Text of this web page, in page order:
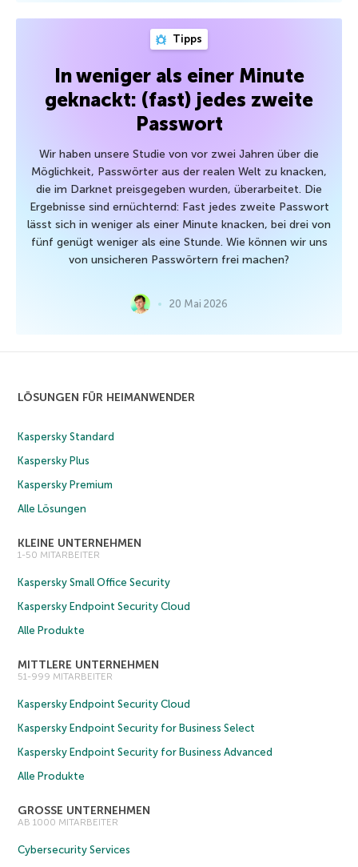
Tipps
In weniger als einer Minute
geknackt: (fast) jedes zweite
Passwort
Wir haben unsere Studie von vor zwei Jahren über die
Möglichkeit, Passwörter aus der realen Welt zu knacken,
die im Darknet preisgegeben wurden, überarbeitet. Die
Ergebnisse sind ernüchternd: Fast jedes zweite Passwort
lässt sich in weniger als einer Minute knacken, bei drei von
fünf genügt weniger als eine Stunde. Wie können wir uns
von unsicheren Passwörtern frei machen?
20 Mai 2026
LÖSUNGEN FÜR HEIMANWENDER
Kaspersky Standard
Kaspersky Plus
Kaspersky Premium
Alle Lösungen
KLEINE UNTERNEHMEN
1-50 MITARBEITER
Kaspersky Small Office Security
Kaspersky Endpoint Security Cloud
Alle Produkte
MITTLERE UNTERNEHMEN
51-999 MITARBEITER
Kaspersky Endpoint Security Cloud
Kaspersky Endpoint Security for Business Select
Kaspersky Endpoint Security for Business Advanced
Alle Produkte
GROSSE UNTERNEHMEN
AB 1000 MITARBEITER
Cybersecurity Services